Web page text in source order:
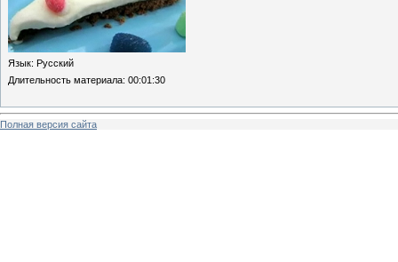
Язык: Русский
Длительность материала: 00:01:30
Полная версия сайта